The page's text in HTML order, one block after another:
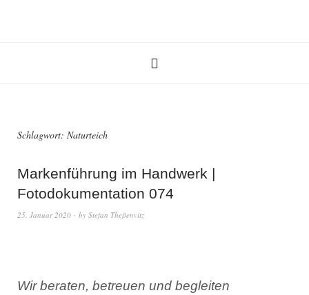
Schlagwort: Naturteich
Markenführung im Handwerk |
Fotodokumentation 074
25. Januar 2020 by Stefan Theßenvitz
Wir beraten, betreuen und begleiten